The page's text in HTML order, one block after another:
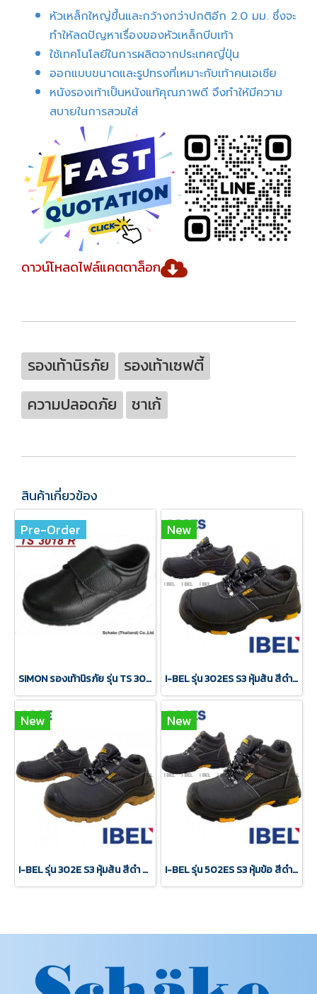
หัวเหล็กใหญ่ขึ้นและกว้างกว่าปกติอีก 2.0 มม. ซึ่งจะ
ทำให้ลดปัญหาเรื่องของหัวเหล็กบีบเท้า
ใช้เทคโนโลยีในการผลิตจากประเทศญี่ปุ่น
ออกแบบขนาดและรูปทรงที่เหมาะกับเท้าคนเอเชีย
หนังรองเท้าเป็นหนังแท้คุณภาพดี จึงทำให้มีความ
สบายในการสวมใส่
ดาวน์โหลดไฟล์แคตตาล็อก
รองเท้านิรภัย
รองเท้าเซฟตี้
ความปลอดภัย
ชาเก้
สินค้าเกี่ยวข้อง
Pre-Order
SIMON รองเท้านิรภัย รุ่น TS 3018R
New
I-BEL รุ่น 302ES S3 หุ้มส้น สีดำ พื้นPU+ไนไตร กันลื่นได้ดี
New
I-BEL รุ่น 302E S3 หุ้มส้น สีดำ พื้นPU2ชั้น กันลื่นได้ดี
New
I-BEL รุ่น 502ES S3 หุ้มข้อ สีดำ พื้นPU+ไนไตร กันลื่นได้ดี